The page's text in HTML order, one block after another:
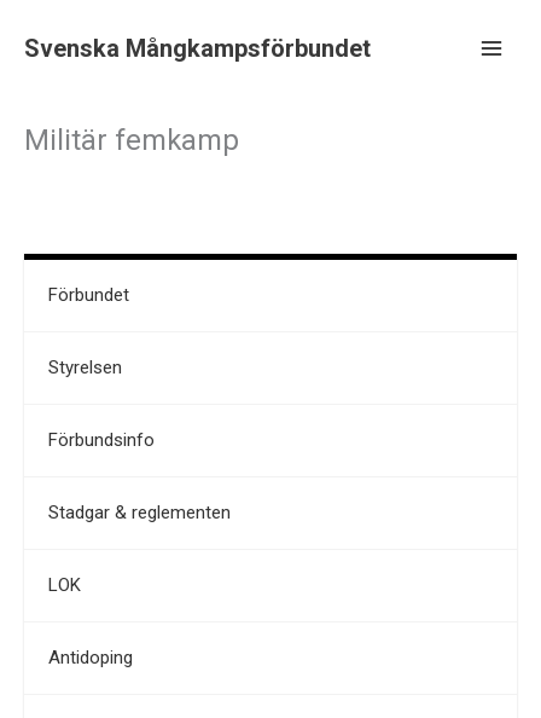
innehåll
Svenska Mångkampsförbundet
Militär femkamp
Förbundet
Styrelsen
Förbundsinfo
Stadgar & reglementen
LOK
Antidoping